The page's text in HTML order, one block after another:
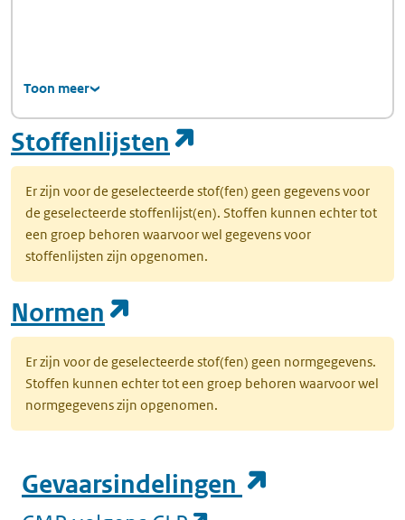
Toon meer
Stoffenlijsten
Er zijn voor de geselecteerde stof(fen) geen gegevens voor
de geselecteerde stoffenlijst(en). Stoffen kunnen echter tot
een groep behoren waarvoor wel gegevens voor
stoffenlijsten zijn opgenomen.
Normen
Er zijn voor de geselecteerde stof(fen) geen normgegevens.
Stoffen kunnen echter tot een groep behoren waarvoor wel
normgegevens zijn opgenomen.
Gevaarsindelingen